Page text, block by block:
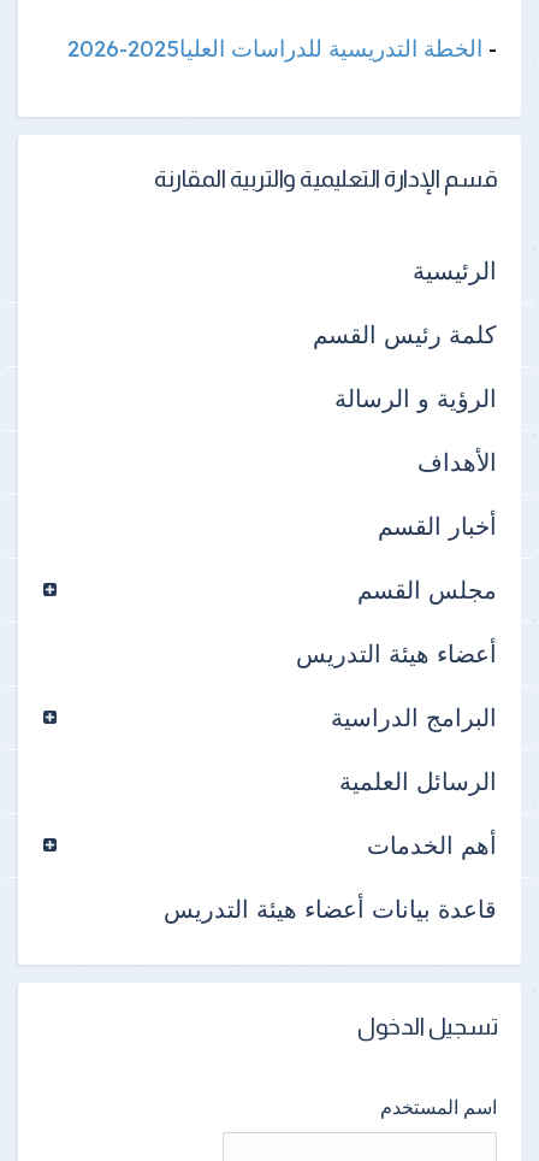
- الخطة التدريسية للدراسات العليا2025-2026
قسم الإدارة التعليمية والتربية المقارنة
الرئيسية
كلمة رئيس القسم
الرؤية و الرسالة
الأهداف
أخبار القسم
مجلس القسم
أعضاء هيئة التدريس
البرامج الدراسية
الرسائل العلمية
أهم الخدمات
قاعدة بيانات أعضاء هيئة التدريس
تسجيل الدخول
اسم المستخدم